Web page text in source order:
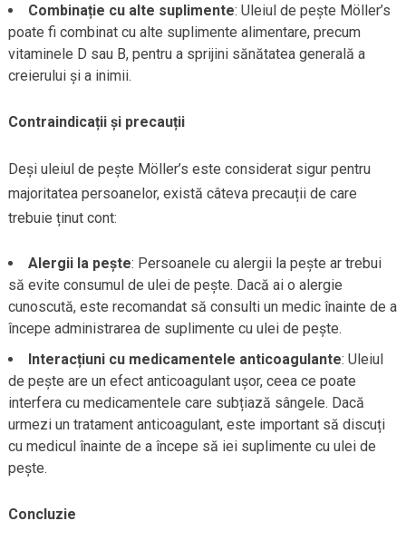
Combinație cu alte suplimente: Uleiul de pește Möller’s
poate fi combinat cu alte suplimente alimentare, precum
vitaminele D sau B, pentru a sprijini sănătatea generală a
creierului și a inimii.
Contraindicații și precauții
Deși uleiul de pește Möller’s este considerat sigur pentru
majoritatea persoanelor, există câteva precauții de care
trebuie ținut cont:
Alergii la pește: Persoanele cu alergii la pește ar trebui
să evite consumul de ulei de pește. Dacă ai o alergie
cunoscută, este recomandat să consulti un medic înainte de a
începe administrarea de suplimente cu ulei de pește.
Interacțiuni cu medicamentele anticoagulante: Uleiul
de pește are un efect anticoagulant ușor, ceea ce poate
interfera cu medicamentele care subțiază sângele. Dacă
urmezi un tratament anticoagulant, este important să discuți
cu medicul înainte de a începe să iei suplimente cu ulei de
pește.
Concluzie